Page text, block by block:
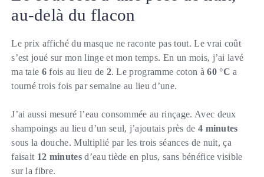
au-delà du flacon
Le prix affiché du masque ne raconte pas tout. Le vrai coût
s’est joué sur mon linge et mon temps. En un mois, j’ai lavé
ma taie 6 fois au lieu de 2. Le programme coton à60 °C a
tourné trois fois par semaine au lieu d’une.
J’ai aussi mesuré l’eau consommée au rinçage. Avec deux
shampoings au lieu d’un seul, j’ajoutais près de 4 minutes
sous la douche. Multiplié par les trois séances de nuit, ça
faisait 12 minutesd’eau tiède en plus, sans bénéfice visible
sur la fibre.